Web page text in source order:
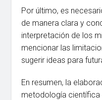
Por último, es
de manera clara y
interpretación de los
mencionar las
sugerir ideas para
En resumen, la
metodología científica